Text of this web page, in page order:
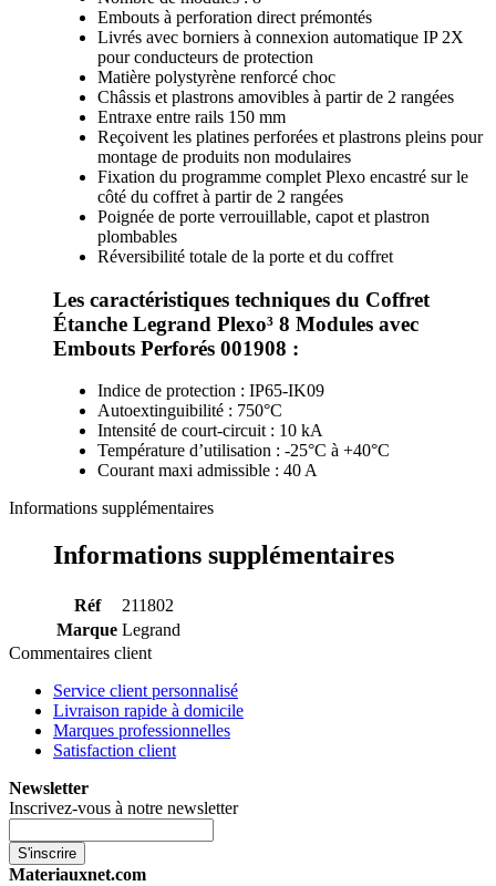
Embouts à perforation direct prémontés
Livrés avec borniers à connexion automatique IP 2X
pour conducteurs de protection
Matière polystyrène renforcé choc
Châssis et plastrons amovibles à partir de 2 rangées
Entraxe entre rails 150 mm
Reçoivent les platines perforées et plastrons pleins pour
montage de produits non modulaires
Fixation du programme complet Plexo encastré sur le
côté du coffret à partir de 2 rangées
Poignée de porte verrouillable, capot et plastron
plombables
Réversibilité totale de la porte et du coffret
Les caractéristiques techniques du Coffret
Étanche Legrand Plexo³ 8 Modules avec
Embouts Perforés 001908 :
Indice de protection : IP65-IK09
Autoextinguibilité : 750°C
Intensité de court-circuit : 10 kA
Température d’utilisation : -25°C à +40°C
Courant maxi admissible : 40 A
Informations supplémentaires
Informations supplémentaires
Réf
211802
Marque Legrand
Commentaires client
Service client personnalisé
Livraison rapide à domicile
Marques professionnelles
Satisfaction client
Newsletter
Inscrivez-vous à notre newsletter
S'inscrire
Materiauxnet.com